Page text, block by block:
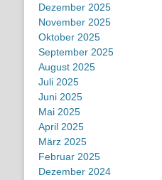
Dezember 2025
November 2025
Oktober 2025
September 2025
August 2025
Juli 2025
Juni 2025
Mai 2025
April 2025
März 2025
Februar 2025
Dezember 2024